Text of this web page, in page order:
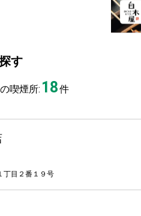
す
喫煙所: 18件
丁目２番１９号